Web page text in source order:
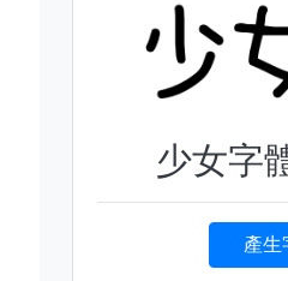
少女字
產生